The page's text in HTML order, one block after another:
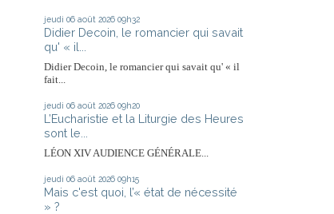
jeudi 06 août 2026 09h32
Didier Decoin, le romancier qui savait
qu' « il...
Didier Decoin, le romancier qui savait qu' « il
fait...
jeudi 06 août 2026 09h20
L’Eucharistie et la Liturgie des Heures
sont le...
LÉON XIV AUDIENCE GÉNÉRALE...
jeudi 06 août 2026 09h15
Mais c'est quoi, l’« état de nécessité
» ?